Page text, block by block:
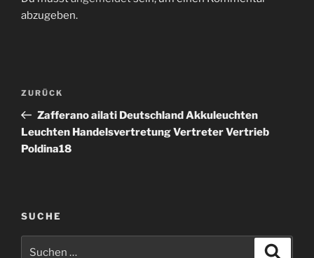
abzugeben.
i
t
s
n
V
o
r
h
g
ZURÜCK
Zafferano ailati Deutschland Akkuleuchten
Leuchten Handelsvertretung Vertreter Vertrieb
Poldina18
SUCHE